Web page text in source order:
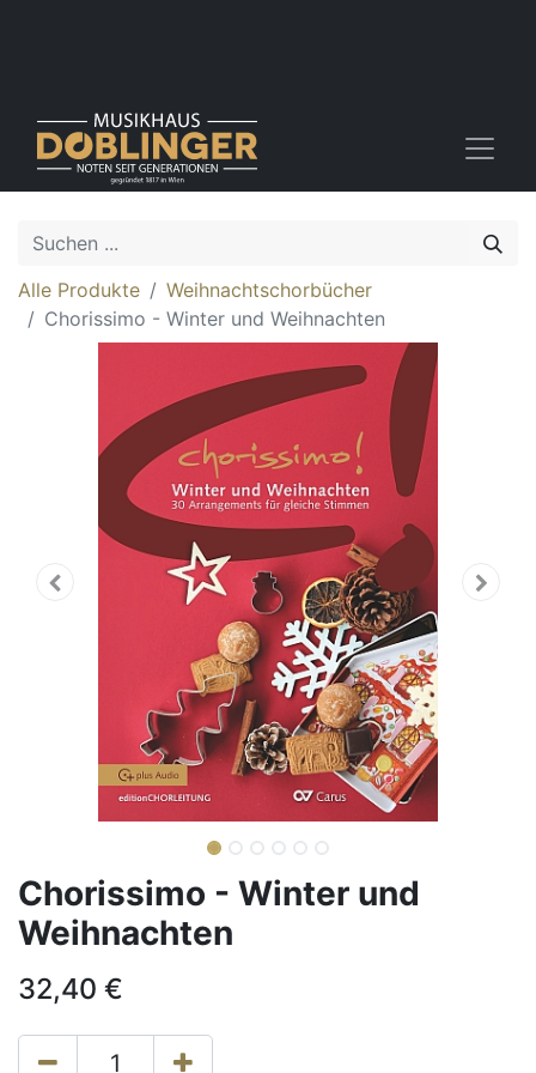
Alle Produkte
Weihnachtschorbücher
Chorissimo - Winter und Weihnachten
Chorissimo - Winter und
Weihnachten
32,40 €